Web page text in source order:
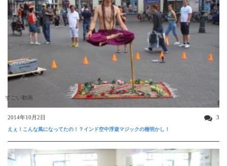
すごい動画
2014年10月2日 3
えぇ！こんな風になってたの！？インド空中浮遊マジックの種明かし！